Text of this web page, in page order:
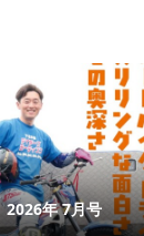
年 7月号